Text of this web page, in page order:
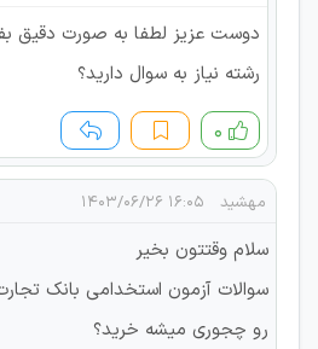
دوست عزیز لطفا به صورت دقیق
رشته نیاز به سوال دارید؟
۰
مهشید ۱۶:۰۵ ۱۴۰۳/۰۶/۲۶
سلام وقتتون بخیر
سوالات آزمون استخدامی بانک
رو چجوری میشه خرید؟